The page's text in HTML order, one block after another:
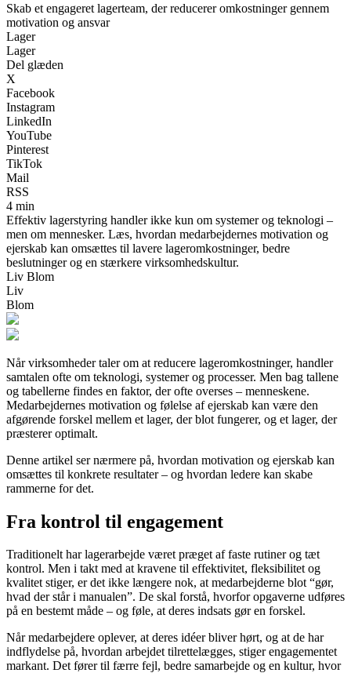
Skab et engageret lagerteam, der reducerer omkostninger gennem
motivation og ansvar
Lager
Lager
Del glæden
X
Facebook
Instagram
LinkedIn
YouTube
Pinterest
TikTok
Mail
RSS
4 min
Effektiv lagerstyring handler ikke kun om systemer og teknologi –
men om mennesker. Læs, hvordan medarbejdernes motivation og
ejerskab kan omsættes til lavere lageromkostninger, bedre
beslutninger og en stærkere virksomhedskultur.
Liv Blom
Liv
Blom
Når virksomheder taler om at reducere lageromkostninger, handler
samtalen ofte om teknologi, systemer og processer. Men bag tallene
og tabellerne findes en faktor, der ofte overses – menneskene.
Medarbejdernes motivation og følelse af ejerskab kan være den
afgørende forskel mellem et lager, der blot fungerer, og et lager, der
præsterer optimalt.
Denne artikel ser nærmere på, hvordan motivation og ejerskab kan
omsættes til konkrete resultater – og hvordan ledere kan skabe
rammerne for det.
Fra kontrol til engagement
Traditionelt har lagerarbejde været præget af faste rutiner og tæt
kontrol. Men i takt med at kravene til effektivitet, fleksibilitet og
kvalitet stiger, er det ikke længere nok, at medarbejderne blot “gør,
hvad der står i manualen”. De skal forstå, hvorfor opgaverne udføres
på en bestemt måde – og føle, at deres indsats gør en forskel.
Når medarbejdere oplever, at deres idéer bliver hørt, og at de har
indflydelse på, hvordan arbejdet tilrettelægges, stiger engagementet
markant. Det fører til færre fejl, bedre samarbejde og en kultur, hvor